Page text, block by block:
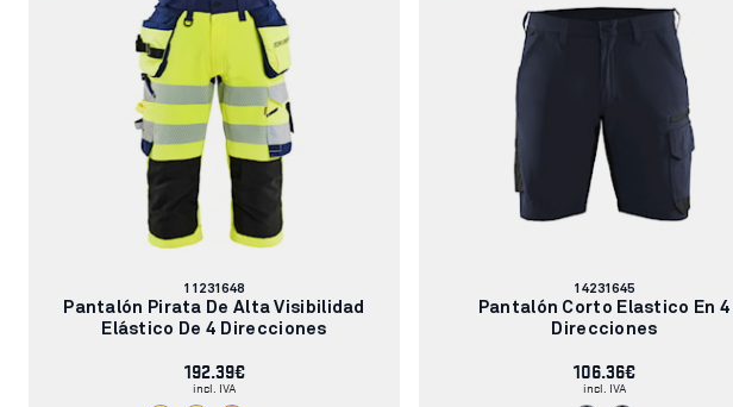
Número
de
artículo:
11231648
Pantalón Pirata De Alta Visibilidad
Elástico De 4 Direcciones
192.39€
incl. IVA
Número
artículo:
14231645
Pantalón Corto Elastico En 4
Direcciones
106.36€
incl. IVA